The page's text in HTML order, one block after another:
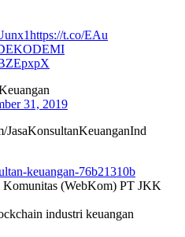
https://t.co/EAu
31, 2019
keuangan-76b21310b
(WebKom) PT JKK
industri keuangan